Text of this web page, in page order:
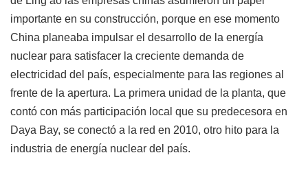
importante en su construcción, porque en ese momento
China planeaba impulsar el desarrollo de la energía
nuclear para satisfacer la creciente demanda de
electricidad del país, especialmente para las regiones al
frente de la apertura. La primera unidad de la planta, que
contó con más participación local que su predecesora en
Daya Bay, se conectó a la red en 2010, otro hito para la
industria de energía nuclear del país.